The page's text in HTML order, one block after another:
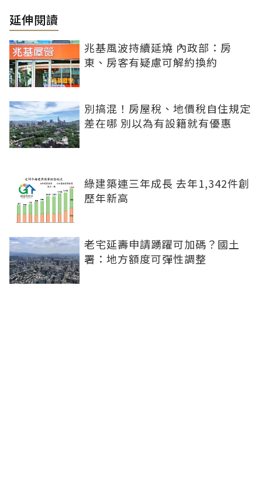
延伸閱讀
兆基風波持續延燒 內政部：房
東、房客有疑慮可解約換約
別搞混！房屋稅、地價稅自住規定
差在哪 別以為有設籍就有優惠
綠建築連三年成長 去年1,342件創
歷年新高
老宅延壽申請踴躍可加碼？國土
署：地方額度可彈性調整